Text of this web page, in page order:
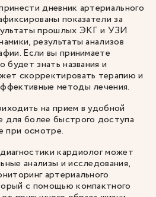
дневник артериального
показатели за
прошлых ЭКГ и УЗИ
результаты анализов
Если вы принимаете
будет знать названия и
скорректировать терапию и
методы лечения.
на прием в удобной
более быстрого доступа
при осмотре.
кардиолог может
анализы и исследования,
артериального
с помощью компактного